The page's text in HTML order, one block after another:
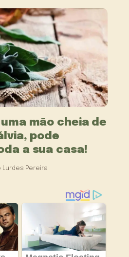
mão cheia de
pode
a sua casa!
Lurdes Pereira